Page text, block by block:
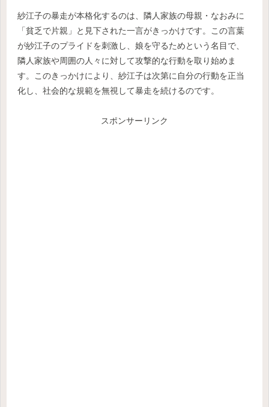
紗江子の暴走が本格化するのは、隣人家族の母親・なおみに
「貧乏で片親」と見下された一言がきっかけです。この言葉
が紗江子のプライドを刺激し、娘を守るためという名目で、
隣人家族や周囲の人々に対して攻撃的な行動を取り始めま
す。このきっかけにより、紗江子は次第に自分の行動を正当
化し、社会的な規範を無視して暴走を続けるのです。
スポンサーリンク